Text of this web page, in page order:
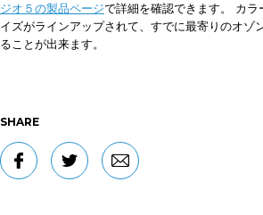
ジオ５の製品ページで詳細を確認できます。
カラ
イズがラインアップされて、すでに最寄りのオゾ
ることが出来ます。
SHARE